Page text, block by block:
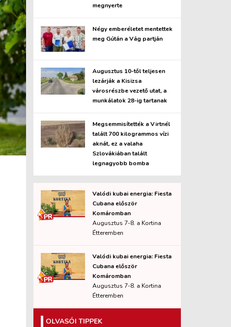
megnyerte
Négy emberéletet mentettek
meg Gútán a Vág partján
Augusztus 10-től teljesen
lezárják a Kisizsa
városrészbe vezető utat, a
munkálatok 28-ig tartanak
Megsemmisítették a Virtnél
talált 700 kilogrammos vízi
aknát, ez a valaha
Szlovákiában talált
legnagyobb bomba
Valódi kubai energia: Fiesta
Cubana először
Komáromban
Augusztus 7-8. a Kortina
Étteremben
Valódi kubai energia: Fiesta
Cubana először
Komáromban
Augusztus 7-8. a Kortina
Étteremben
OLVASÓI TIPPEK